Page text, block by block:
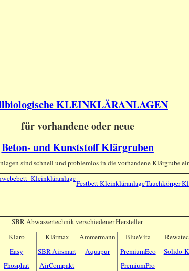
KLEINKLÄRANLAGEN
für vorhandene oder neue
Beton- und Kunststoff Klärgruben
sind schnell und problemlos in die vorhandene Klärgrube
Kleinkläranlage
Festbett KleinkläranlageTauchkörper
SBR Abwassertechnik verschiedener Hersteller
Klaro
Easy
Phosphat
Klärmax
SBR-Airsmart
AirCompakt
Ammermann
Aquapur
BlueVita
PremiumEco
PremiumPro
Rewatec
Solido-